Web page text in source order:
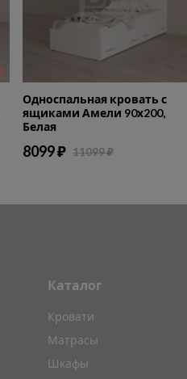
Односпальная кровать с
ящиками Амели 90х200,
Белая
8099 ₽ 11099 ₽
Каталог
Кровати
Матрасы
Шкафы